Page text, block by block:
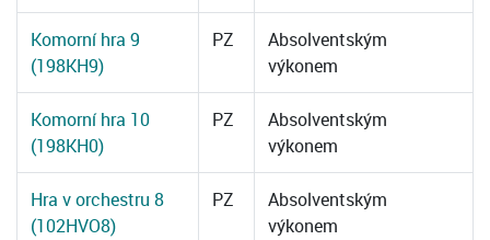
Komorní hra 9
(198KH9)
PZ
Absolventským
výkonem
Komorní hra 10
(198KH0)
PZ
Absolventským
výkonem
Hra v orchestru 8
(102HVO8)
PZ
Absolventským
výkonem